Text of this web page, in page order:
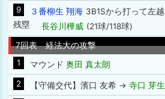
9 ３番柳生 翔海 3B1Sから打って左
残塁 長谷川樺威 (21球/118球)
7回表 経法大の攻撃
1
マウンド 奥田 真太朗
2
【守備交代】濱口 友希 → 寺口 芽